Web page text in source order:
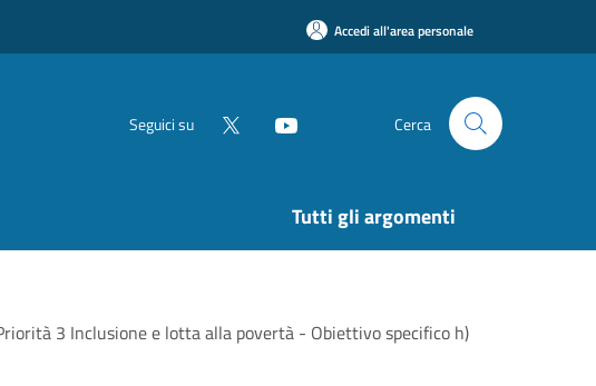
Accedi all'area personale
Seguici su Cerca
Tutti gli argomenti
3 Inclusione e lotta alla povertà - Obiettivo specifico h)